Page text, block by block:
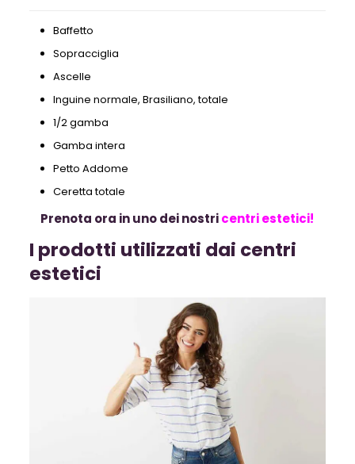
Baffetto
Sopracciglia
Ascelle
Inguine normale, Brasiliano, totale
1/2 gamba
Gamba intera
Petto Addome
Ceretta totale
Prenota ora in uno dei nostricentri estetici!
I prodotti utilizzati dai centri
estetici